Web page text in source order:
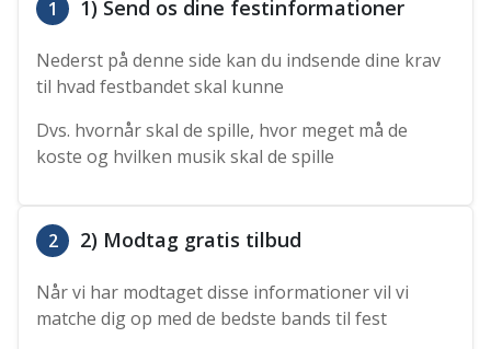
1 1) Send os dine festinformationer
Nederst på denne side kan du indsende dine krav
til hvad festbandet skal kunne
Dvs. hvornår skal de spille, hvor meget må de
koste og hvilken musik skal de spille
2 2) Modtag gratis tilbud
Når vi har modtaget disse informationer vil vi
matche dig op med de bedste bands til fest